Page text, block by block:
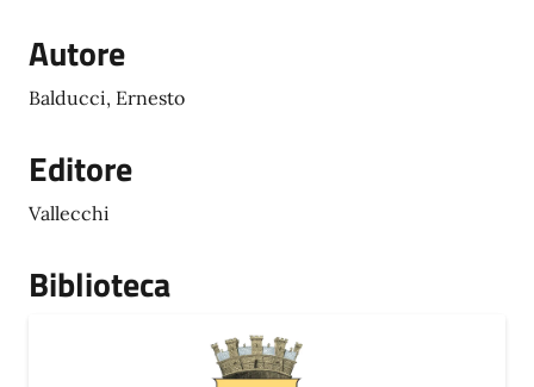
Autore
Balducci, Ernesto
Editore
Vallecchi
Biblioteca